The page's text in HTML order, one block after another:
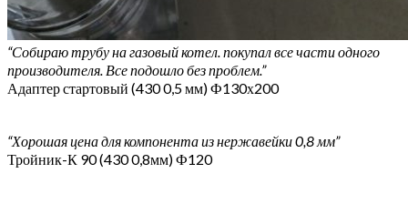
“Собираю трубу на газовый котел. покупал все части одного
производителя. Все подошло без проблем.”
Адаптер стартовый (430 0,5 мм) Ф130х200
“Хорошая цена для компонента из нержавейки 0,8 мм”
Тройник-К 90 (430 0,8мм) Ф120